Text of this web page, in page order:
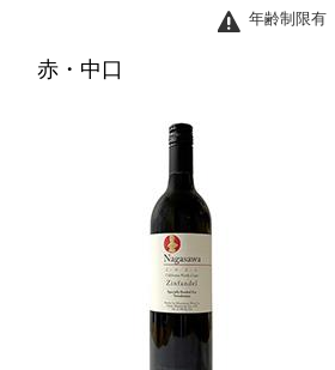
年齢制限有
赤・中口